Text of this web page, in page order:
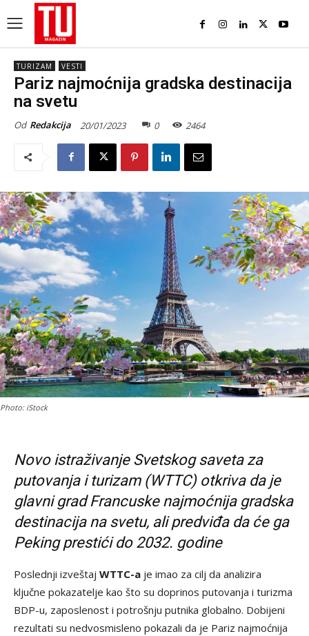
TURIZAM VESTI
Pariz najmoćnija gradska destinacija
na svetu
Od Redakcija 20/01/2023 0 2464
Photo: iStock
Novo istraživanje Svetskog saveta za
putovanja i turizam (WTTC) otkriva da je
glavni grad Francuske najmoćnija gradska
destinacija na svetu, ali predviđa da će ga
Peking prestići do 2032. godine
Poslednji izveštaj WTTC-a je imao za cilj da analizira
ključne pokazatelje kao što su doprinos putovanja i turizma
BDP-u, zaposlenost i potrošnju putnika globalno. Dobijeni
rezultati su nedvosmisleno pokazali da je Pariz najmoćnija